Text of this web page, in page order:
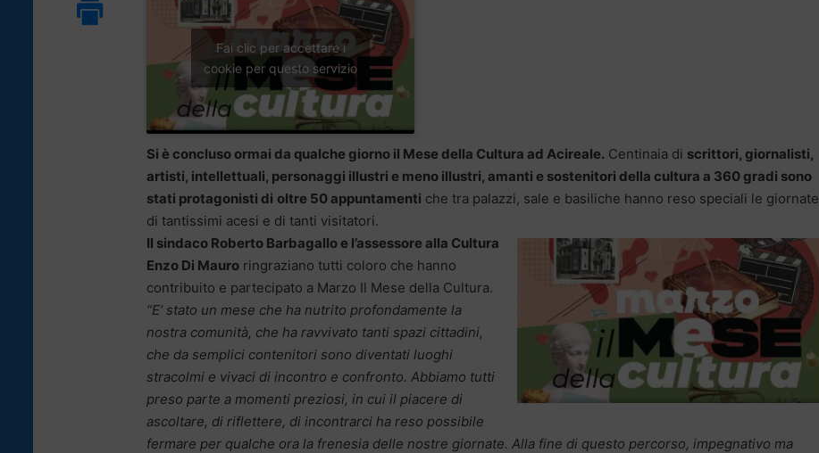
Fai clic per accettare i
cookie per questo servizio
Si è concluso ormai da qualche giorno il Mese della Cultura ad Acireale. Centinaia di scrittori, giornalisti,
artisti, intellettuali, personaggi illustri e meno illustri, amanti e sostenitori della cultura a 360 gradi sono
stati protagonisti di oltre 50 appuntamenti che tra palazzi, sale e basiliche hanno reso speciali le giornate
di tantissimi acesi e di tanti visitatori.
Il sindaco Roberto Barbagallo e l’assessore alla Cultura
Enzo Di Mauro ringraziano tutti coloro che hanno
contribuito e partecipato a Marzo Il Mese della Cultura.
“E’ stato un mese che ha nutrito profondamente la
nostra comunità, che ha ravvivato tanti spazi cittadini,
che da semplici contenitori sono diventati luoghi
stracolmi e vivaci di incontro e confronto. Abbiamo tutti
preso parte a momenti preziosi, in cui il piacere di
ascoltare, di riflettere, di incontrarci ha reso possibile
fermare per qualche ora la frenesia delle nostre giornate. Alla fine di questo percorso, impegnativo ma